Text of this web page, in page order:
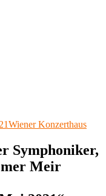
Kategorien
Wiener Konzerthaus
Symphoniker,
Meir